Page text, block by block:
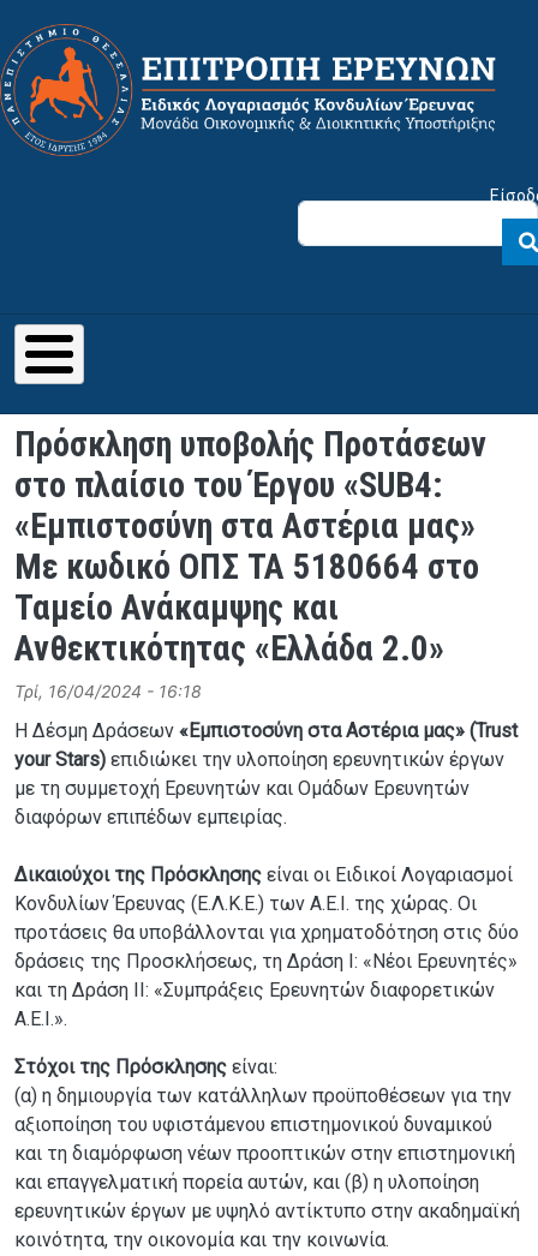
Πρόσκληση υποβολής Προτάσεων
στο πλαίσιο του Έργου «SUB4:
«Εμπιστοσύνη στα Αστέρια μας»
Με κωδικό ΟΠΣ ΤΑ 5180664 στο
Ταμείο Ανάκαμψης και
Ανθεκτικότητας «Ελλάδα 2.0»
Τρί, 16/04/2024 - 16:18
Η Δέσμη Δράσεων «Εμπιστοσύνη στα Αστέρια μας» (Trust
your Stars) επιδιώκει την υλοποίηση ερευνητικών έργων
με τη συμμετοχή Ερευνητών και Ομάδων Ερευνητών
διαφόρων επιπέδων εμπειρίας.
Δικαιούχοι της Πρόσκλησης είναι οι Ειδικοί Λογαριασμοί
Κονδυλίων Έρευνας (Ε.Λ.Κ.Ε.) των Α.Ε.Ι. της χώρας. Οι
προτάσεις θα υποβάλλονται για χρηματοδότηση στις δύο
δράσεις της Προσκλήσεως, τη Δράση I: «Νέοι Ερευνητές»
και τη Δράση II: «Συμπράξεις Ερευνητών διαφορετικών
Α.Ε.Ι.».
Στόχοι της Πρόσκλησης είναι:
(α) η δημιουργία των κατάλληλων προϋποθέσεων για την
αξιοποίηση του υφιστάμενου επιστημονικού δυναμικού
και τη διαμόρφωση νέων προοπτικών στην επιστημονική
και επαγγελματική πορεία αυτών, και (β) η υλοποίηση
ερευνητικών έργων με υψηλό αντίκτυπο στην ακαδημαϊκή
κοινότητα, την οικονομία και την κοινωνία.